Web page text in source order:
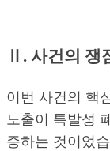
Ⅱ. 사건의 쟁
이번 사건의 핵
노출이 특발성
증하는 것이었